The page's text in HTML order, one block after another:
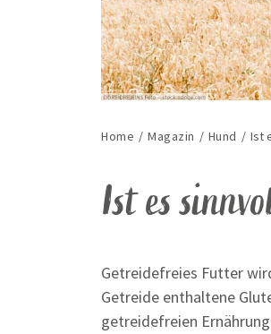
Home / Magazin / Hund / Ist
Ist es
Getreidefreies Futter
Getreide enthaltene
getreidefreien